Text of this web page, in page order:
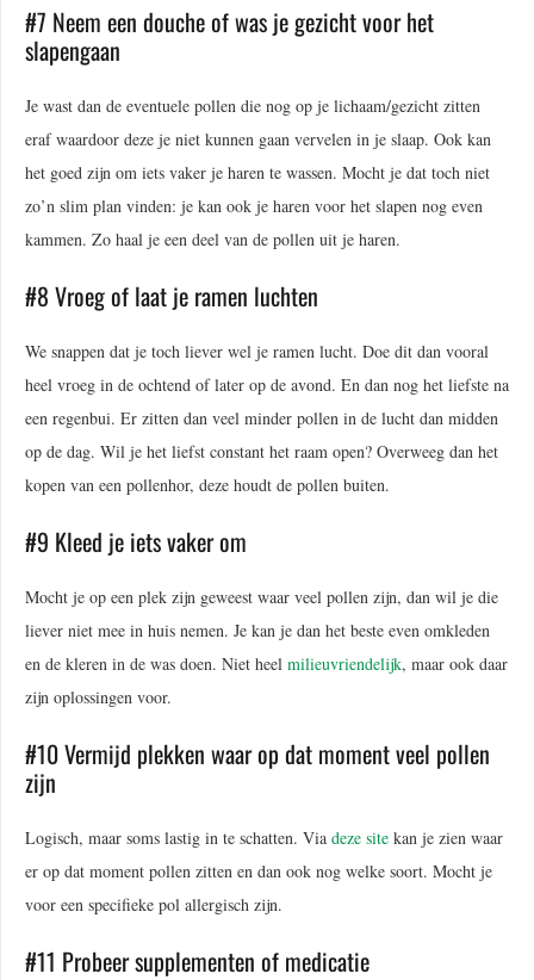
#7 Neem een douche of was je gezicht voor het
slapengaan
Je wast dan de eventuele pollen die nog op je lichaam/gezicht zitten
eraf waardoor deze je niet kunnen gaan vervelen in je slaap. Ook kan
het goed zijn om iets vaker je haren te wassen. Mocht je dat toch niet
zo’n slim plan vinden: je kan ook je haren voor het slapen nog even
kammen. Zo haal je een deel van de pollen uit je haren.
#8 Vroeg of laat je ramen luchten
We snappen dat je toch liever wel je ramen lucht. Doe dit dan vooral
heel vroeg in de ochtend of later op de avond. En dan nog het liefste na
een regenbui. Er zitten dan veel minder pollen in de lucht dan midden
op de dag. Wil je het liefst constant het raam open? Overweeg dan het
kopen van een pollenhor, deze houdt de pollen buiten.
#9 Kleed je iets vaker om
Mocht je op een plek zijn geweest waar veel pollen zijn, dan wil je die
liever niet mee in huis nemen. Je kan je dan het beste even omkleden
en de kleren in de was doen. Niet heel milieuvriendelijk, maar ook daar
zijn oplossingen voor.
#10 Vermijd plekken waar op dat moment veel pollen
zijn
Logisch, maar soms lastig in te schatten. Via deze site kan je zien waar
er op dat moment pollen zitten en dan ook nog welke soort. Mocht je
voor een specifieke pol allergisch zijn.
#11 Probeer supplementen of medicatie